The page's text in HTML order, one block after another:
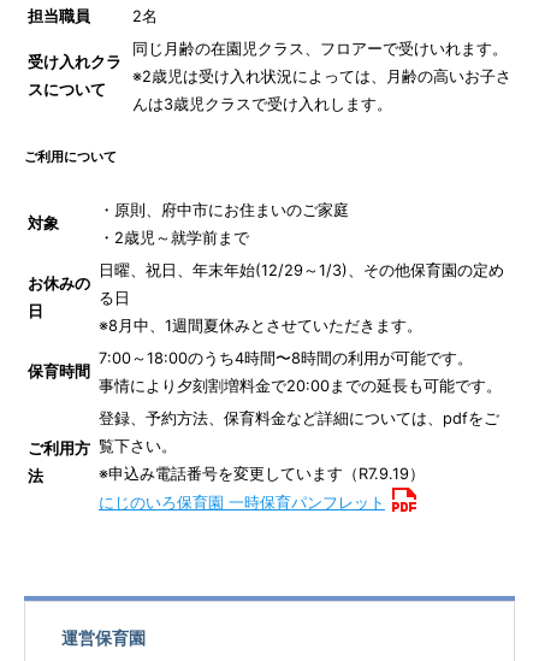
担当職員
2名
受け入れクラ
スについて
同じ月齢の在園児クラス、フロアーで受けいれます。
※2歳児は受け入れ状況によっては、月齢の高いお子さ
んは3歳児クラスで受け入れします。
ご利用について
対象
・原則、府中市にお住まいのご家庭
・2歳児～就学前まで
お休みの
日
日曜、祝日、年末年始(12/29～1/3)、その他保育園の定め
る日
※8月中、1週間夏休みとさせていただきます。
保育時間
7:00～18:00のうち4時間〜8時間の利用が可能です。
事情により夕刻割増料金で20:00までの延長も可能です。
ご利用方
法
登録、予約方法、保育料金など詳細については、pdfをご
覧下さい。
※申込み電話番号を変更しています（R7.9.19）
にじのいろ保育園 一時保育パンフレット
運営保育園